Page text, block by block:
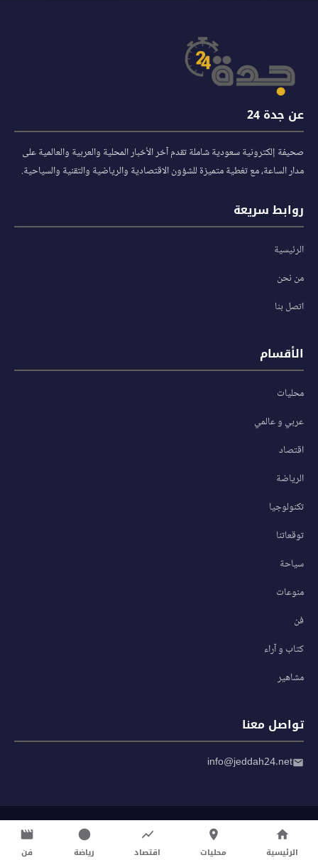
عن جدة 24
صحيفة إلكترونية سعودية شاملة تقدم آخر الأخبار المحلية والعربية والعالمية على
مدار الساعة، مع تغطية متميزة للشؤون الاقتصادية والرياضية والتقنية والسياحية.
روابط سريعة
الرئيسية
من نحن
اتصل بنا
الأقسام
محليات
عربي و عالمي
اقتصاد
الرياضة
تكنولوجيا
توقعاتنا
سياحة
منوعات
فن
كتاب و آراء
مشاهير
تواصل معنا
info@jeddah24.net
سياسة الخصوصية
شروط الاستخدام
الرئيسية محليات اقتصاد رياضة فن